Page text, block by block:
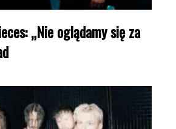
„Nie oglądamy się za